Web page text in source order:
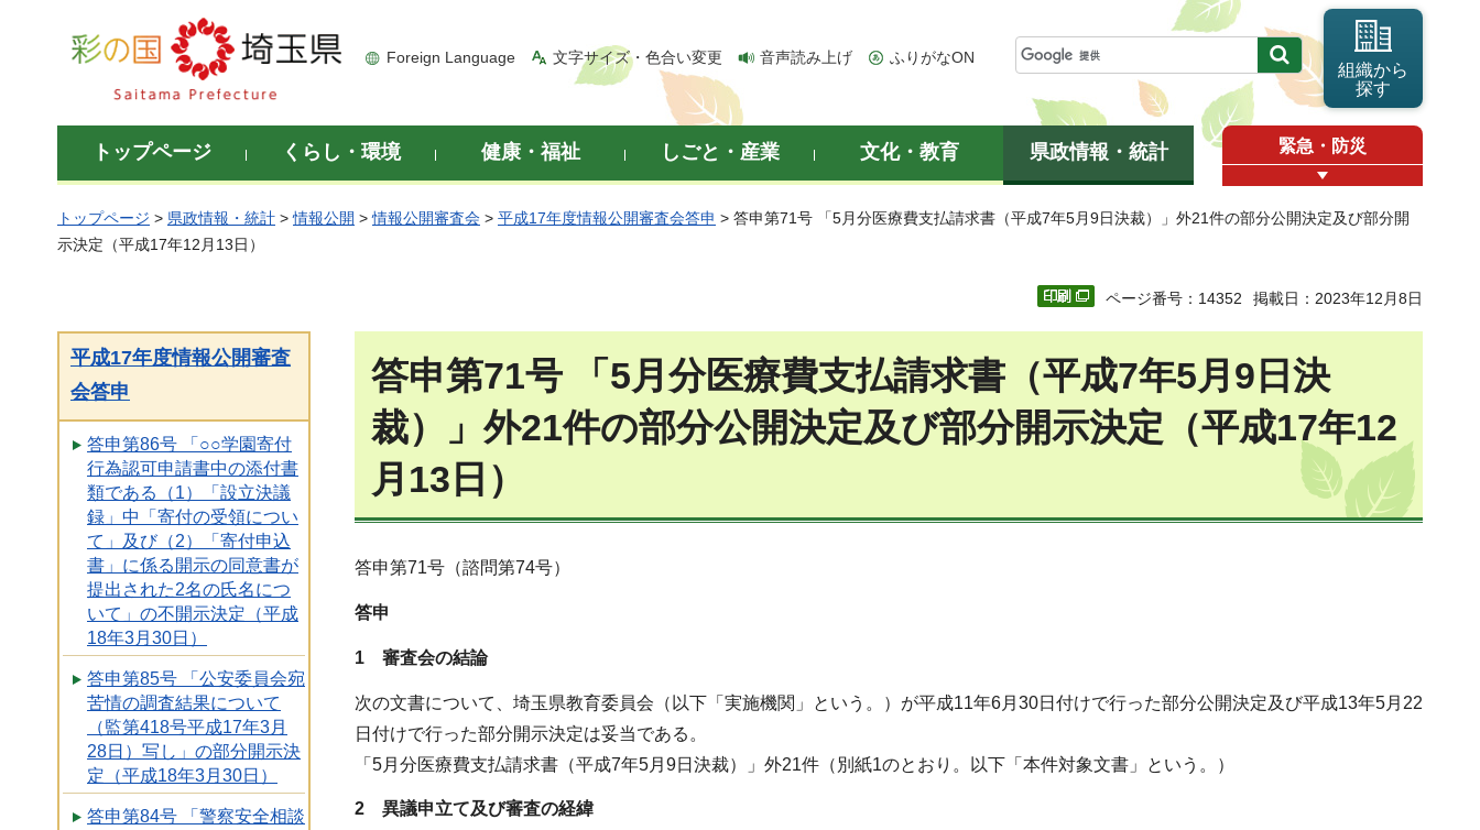
彩の国 埼玉県
Foreign Language 文字サイズ・色合い変更 音声読み上げ ふりがなON
組織から
探す
トップページ くらし・環境 健康・福祉 しごと・産業 文化・教育 県政情報・統計 緊急・防災
トップページ > 県政情報・統計 >情報公開 >情報公開審査会 > 平成17年度情報公開審査会答申 > 答申第71号 「5月分医療費支払請求書（平成7年5月9日決裁）」外21件の部分公開決定及び部分開
示決定（平成17年12月13日）
ページ番号：14352 掲載日：2023年12月8日
平成17年度情報公開審査
会答申
答申第86号 「○○学園寄付
行為認可申請書中の添付書
類である（1）「設立決議
録」中「寄付の受領につい
て」及び（2）「寄付申込
書」に係る開示の同意書が
提出された2名の氏名につ
いて」の不開示決定（平成
18年3月30日）
答申第85号 「公安委員会宛
苦情の調査結果について
（監第418号平成17年3月
28日）写し」の部分開示決
定（平成18年3月30日）
答申第84号 「警察安全相談
答申第71号 「5月分医療費支払請求書（平成7年5月9日決
裁）」外21件の部分公開決定及び部分開示決定（平成17年12
月13日）
答申第71号（諮問第74号）
答申
1 審査会の結論
次の文書について、埼玉県教育委員会（以下「実施機関」という。）が平成11年6月30日付けで行った部分公開決定及び平成13年5月22
日付けで行った部分開示決定は妥当である。
「5月分医療費支払請求書（平成7年5月9日決裁）」外21件（別紙1のとおり。以下「本件対象文書」という。）
2 異議申立て及び審査の経緯